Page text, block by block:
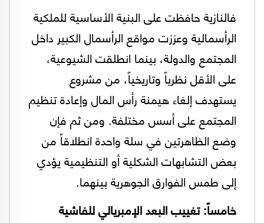
فالنازية حافظت على البنية الأساسية للملكية
الرأسمالية وعززت مواقع الرأسمال الكبير داخل
المجتمع والدولة، بينما انطلقت الشيوعية،
على الأقل نظرياً وتاريخياً، من مشروع
يستهدف إلغاء هيمنة رأس المال وإعادة تنظيم
المجتمع على أسس مختلفة. ومن ثم فإن
وضع الظاهرتين في سلة واحدة انطلاقاً من
بعض التشابهات الشكلية أو التنظيمية يؤدي
إلى طمس الفوارق الجوهرية بينهما.
خامساً: تغييب البعد الإمبريالي للفاشية